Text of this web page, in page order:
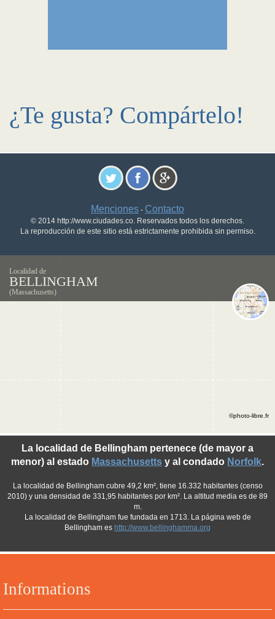
¿Te gusta? Compártelo!
Menciones - Contacto
© 2014 http://www.ciudades.co. Reservados todos los derechos.
La reproducción de este sitio está estrictamente prohibida sin permiso.
Localidad de
BELLINGHAM
(Massachusetts)
Informations
La localidad de Bellingham pertenece (de mayor a
menor) al estado Massachusetts y al condado Norfolk.
La localidad de Bellingham cubre 49,2 km², tiene 16.332 habitantes (censo
2010) y una densidad de 331,95 habitantes por km². La altitud media es de 89
m.
La localidad de Bellingham fue fundada en 1713. La página web de
Bellingham es http://www.bellinghamma.org
©photo-libre.fr